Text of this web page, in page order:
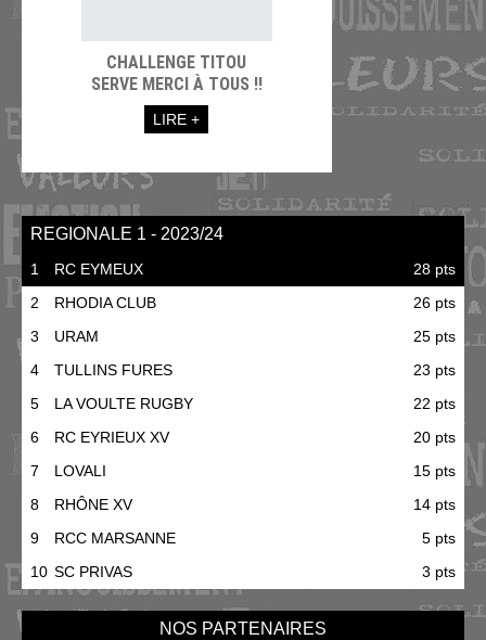
CHALLENGE TITOU
SERVE MERCI À TOUS !!
LIRE +
REGIONALE 1 - 2023/24
1 RC EYMEUX
28 pts
2
RHODIA CLUB
26 pts
3
URAM
25 pts
4
TULLINS FURES
23 pts
5
LA VOULTE RUGBY
22 pts
6
RC EYRIEUX XV
20 pts
7
LOVALI
15 pts
8
RHÔNE XV
14 pts
9
RCC MARSANNE
5 pts
10 SC PRIVAS 3 pts
NOS PARTENAIRES